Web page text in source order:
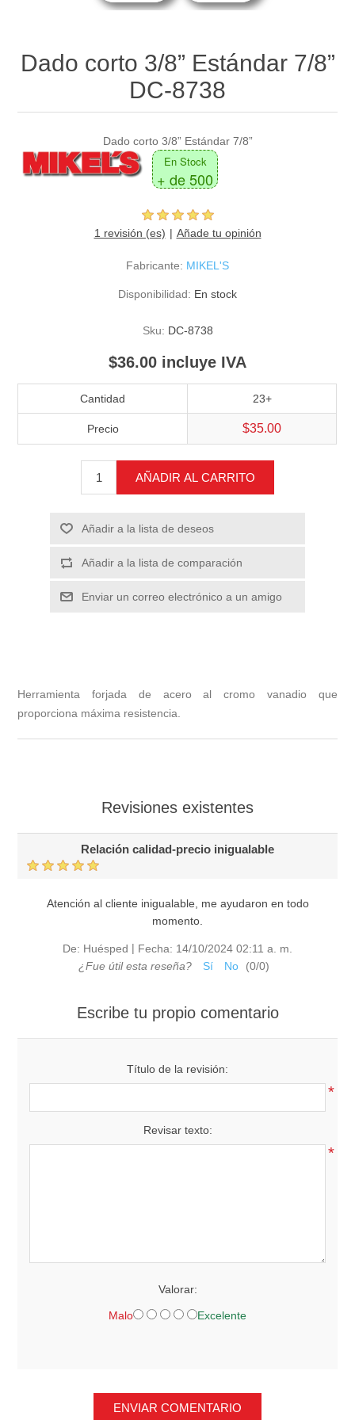
Dado corto 3/8” Estándar 7/8”
DC-8738
Dado corto 3/8” Estándar 7/8”
En Stock
+ de 500
1 revisión (es) Añade tu opinión
Fabricante: MIKEL'S
Disponibilidad: En stock
Sku: DC-8738
$36.00 incluye IVA
Cantidad 23+
Precio $35.00
AÑADIR AL CARRITO
Añadir a la lista de deseos
Añadir a la lista de comparación
Enviar un correo electrónico a un amigo
Herramienta forjada de acero al cromo vanadio que
proporciona máxima resistencia.
Revisiones existentes
Relación calidad-precio inigualable
Atención al cliente inigualable, me ayudaron en todo
momento.
De: Huésped | Fecha: 14/10/2024 02:11 a. m.
¿Fue útil esta reseña?
Sí No (0/0)
Escribe tu propio comentario
Título de la revisión:
*
Revisar texto:
*
Valorar:
Malo Excelente
ENVIAR COMENTARIO